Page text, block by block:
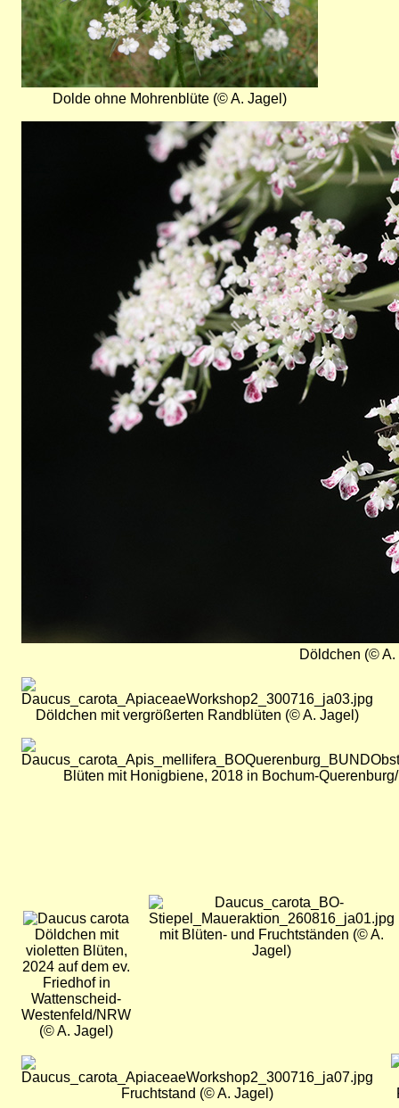
Dolde ohne Mohrenblüte (© A. Jagel)
Döldchen (© A.
Bild
Döldchen mit vergrößerten Randblüten (© A. Jagel)
Bild
Blüten mit Honigbiene, 2018 in Bochum-
Bild
Döldchen mit
violetten Blüten,
2024 auf dem ev.
Friedhof in
Wattenscheid-
Westenfeld/NRW
(© A. Jagel)
Bild
mit Blüten- und Fruchtständen (© A.
Jagel)
Bild
Fruchtstand (© A. Jagel)